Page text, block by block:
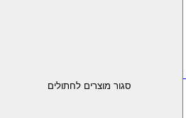
סגור מוצרים לחתולים